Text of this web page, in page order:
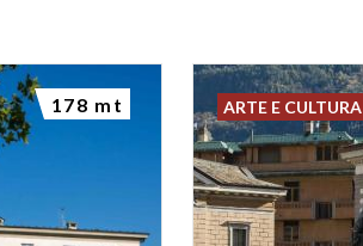
178 mt ARTE E CULTURA